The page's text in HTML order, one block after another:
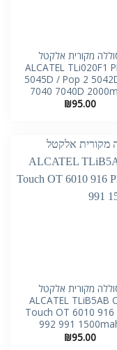
מקורית אלקטל
ALCATEL TLi020F1
5045D / Pop 2
7040 7040D
₪95.00
מקורית אלקטל
ALCATEL TLiB5AB
Touch OT 6010 916
992 991
₪95.00